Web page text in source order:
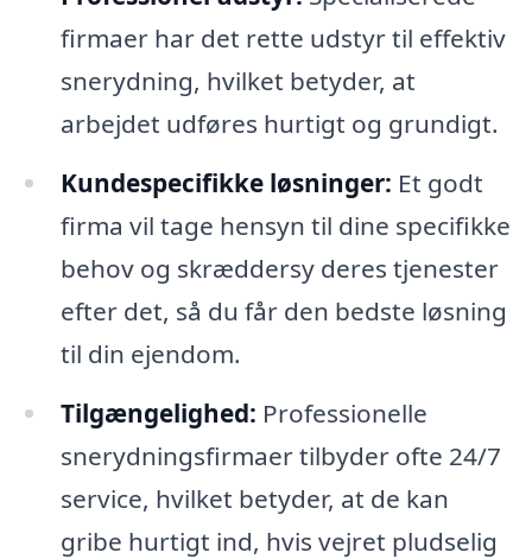
firmaer har det rette udstyr til effektiv
snerydning, hvilket betyder, at
arbejdet udføres hurtigt og grundigt.
Kundespecifikke løsninger: Et godt
firma vil tage hensyn til dine specifikke
behov og skræddersy deres tjenester
efter det, så du får den bedste løsning
til din ejendom.
Tilgængelighed: Professionelle
snerydningsfirmaer tilbyder ofte 24/7
service, hvilket betyder, at de kan
gribe hurtigt ind, hvis vejret pludselig